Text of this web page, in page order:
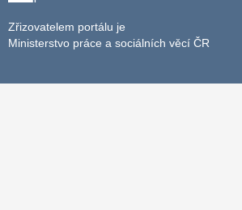
Zřizovatelem portálu je
Ministerstvo práce a sociálních věcí ČR